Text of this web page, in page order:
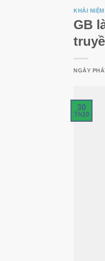
KHÁI
GB
NGÀY
30
Th10